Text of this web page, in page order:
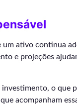
um ativo continua
e projeções
o que
acompanham